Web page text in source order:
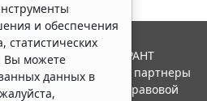
и обеспечения
статистических
Вы можете
данных в
2026. Система ГАРАНТ
"Гарант" и ее партнеры
ассоциации правовой